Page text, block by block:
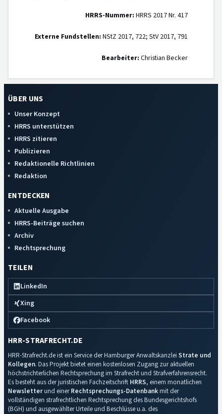
HRRS-Nummer: HRRS 2017 Nr. 417
Externe Fundstellen: NStZ 2017, 722; StV 2017, 791
Bearbeiter: Christian Becker
ÜBER UNS
Unser Konzept
HRRS unterstützen
HRRS zitieren
Publizieren
Redaktionelle Richtlinien
Redaktion
ENTDECKEN
Aktuelle Ausgabe
HRRS-Beiträge suchen
Archiv
Rechtsprechung
TEILEN
LinkedIn
Xing
Facebook
HRR-STRAFRECHT.DE
HRR-Strafrecht.de ist ein Service der Hamburger Anwaltskanzlei Strate und
Kollegen. Das Projekt bietet einen kostenlosen Zugang zur aktuellen
höchstrichterlichen Rechtsprechung im Strafrecht und Strafverfahrensrecht.
Es besteht aus der juristischen Fachzeitschrift HRRS, einem monatlichen
Newsletterund einerRechtsprechungs-Datenbankmit der
vollständigen strafrechtlichen Rechtsprechung des Bundesgerichtshofs
(BGH) und ausgewählter Urteile und Beschlüsse u.a. des